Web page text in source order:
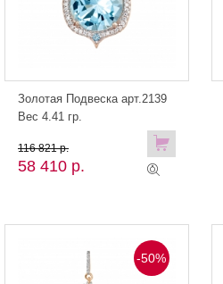
Золотая Подвеска арт.2139
Вес 4.41 гр.
58 410 р.
116 821 р.
-50%